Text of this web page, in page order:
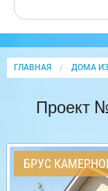
ГЛАВНАЯ ДОМА
Проект
БРУС